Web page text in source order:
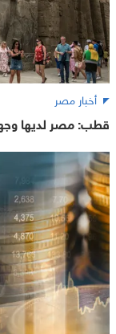
أخبار مصر
قطب: مصر لديها